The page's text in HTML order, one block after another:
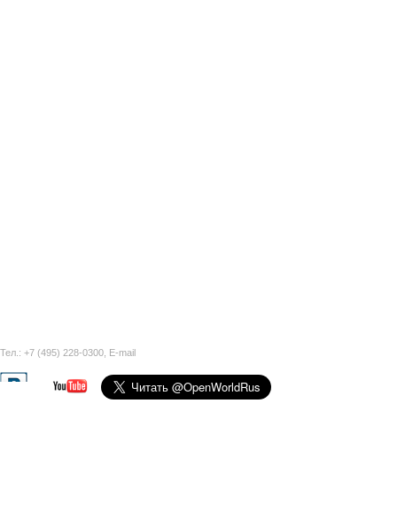
Тел.: +7 (495) 228-0300, E-mail